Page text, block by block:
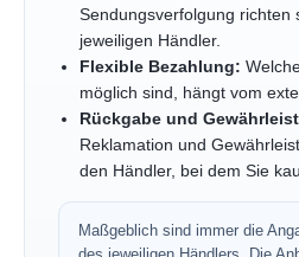
Sendungsverfolgung richten
jeweiligen Händler.
Flexible Bezahlung:
möglich sind, hängt vom
Rückgabe und
Reklamation und
den Händler, bei dem Sie
Maßgeblich sind immer die